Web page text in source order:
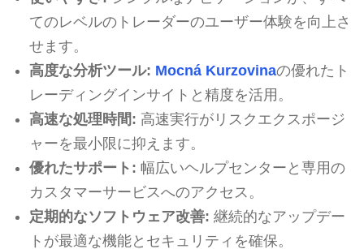
てのレベルのトレーダーのユーザー体験を向上さ
せます。
高度な分析ツール: Mocná Kurzovinaの優れたト
レーディングインサイトと精度を活用。
高速な処理時間: 高速実行がリスクエクスポージ
ャーを最小限に抑えます。
優れたサポート: 幅広いヘルプセンターと専用の
カスタマーサービスへのアクセス。
定期的なソフトウェア改善: 継続的なアップデー
トが最適な機能とセキュリティを確保。